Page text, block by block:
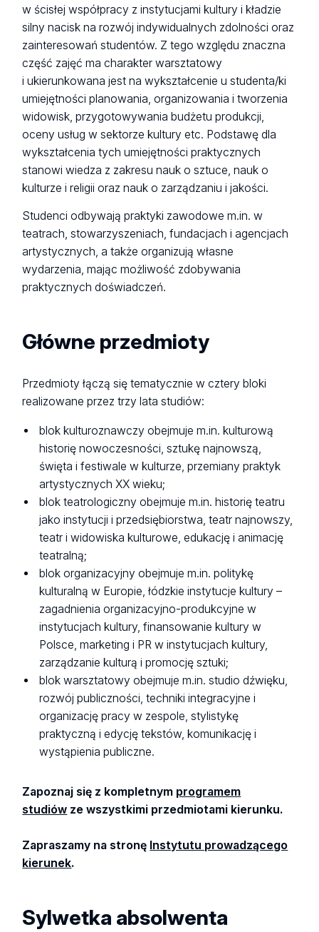
w ścisłej współpracy z instytucjami kultury i kładzie
silny nacisk na rozwój indywidualnych zdolności oraz
zainteresowań studentów. Z tego względu znaczna
część zajęć ma charakter warsztatowy
i ukierunkowana jest na wykształcenie u studenta/ki
umiejętności planowania, organizowania i tworzenia
widowisk, przygotowywania budżetu produkcji,
oceny usług w sektorze kultury etc. Podstawę dla
wykształcenia tych umiejętności praktycznych
stanowi wiedza z zakresu nauk o sztuce, nauk o
kulturze i religii oraz nauk o zarządzaniu i jakości.
Studenci odbywają praktyki zawodowe m.in. w
teatrach, stowarzyszeniach, fundacjach i agencjach
artystycznych, a także organizują własne
wydarzenia, mając możliwość zdobywania
praktycznych doświadczeń.
Główne przedmioty
Przedmioty łączą się tematycznie w cztery bloki
realizowane przez trzy lata studiów:
blok kulturoznawczy obejmuje m.in. kulturową
historię nowoczesności, sztukę najnowszą,
święta i festiwale w kulturze, przemiany praktyk
artystycznych XX wieku;
blok teatrologiczny obejmuje m.in. historię teatru
jako instytucji i przedsiębiorstwa, teatr najnowszy,
teatr i widowiska kulturowe, edukację i animację
teatralną;
blok organizacyjny obejmuje m.in. politykę
kulturalną w Europie, łódzkie instytucje kultury –
zagadnienia organizacyjno-produkcyjne w
instytucjach kultury, finansowanie kultury w
Polsce, marketing i PR w instytucjach kultury,
zarządzanie kulturą i promocję sztuki;
blok warsztatowy obejmuje m.in. studio dźwięku,
rozwój publiczności, techniki integracyjne i
organizację pracy w zespole, stylistykę
praktyczną i edycję tekstów, komunikację i
wystąpienia publiczne.
Zapoznaj się z kompletnym programem
studiów ze wszystkimi przedmiotami kierunku.
Zapraszamy na stronę Instytutu prowadzącego
kierunek.
Sylwetka absolwenta